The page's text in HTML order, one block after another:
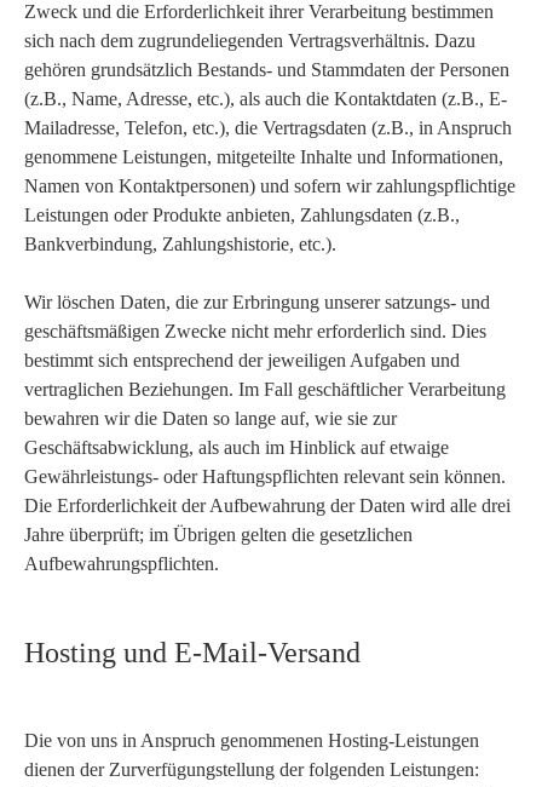
Zweck und die Erforderlichkeit ihrer Verarbeitung bestimmen
sich nach dem zugrundeliegenden Vertragsverhältnis. Dazu
gehören grundsätzlich Bestands- und Stammdaten der Personen
(z.B., Name, Adresse, etc.), als auch die Kontaktdaten (z.B., E-
Mailadresse, Telefon, etc.), die Vertragsdaten (z.B., in Anspruch
genommene Leistungen, mitgeteilte Inhalte und Informationen,
Namen von Kontaktpersonen) und sofern wir zahlungspflichtige
Leistungen oder Produkte anbieten, Zahlungsdaten (z.B.,
Bankverbindung, Zahlungshistorie, etc.).
Wir löschen Daten, die zur Erbringung unserer satzungs- und
geschäftsmäßigen Zwecke nicht mehr erforderlich sind. Dies
bestimmt sich entsprechend der jeweiligen Aufgaben und
vertraglichen Beziehungen. Im Fall geschäftlicher Verarbeitung
bewahren wir die Daten so lange auf, wie sie zur
Geschäftsabwicklung, als auch im Hinblick auf etwaige
Gewährleistungs- oder Haftungspflichten relevant sein können.
Die Erforderlichkeit der Aufbewahrung der Daten wird alle drei
Jahre überprüft; im Übrigen gelten die gesetzlichen
Aufbewahrungspflichten.
Hosting und E-Mail-Versand
Die von uns in Anspruch genommenen Hosting-Leistungen
dienen der Zurverfügungstellung der folgenden Leistungen: